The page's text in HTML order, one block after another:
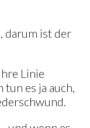
darum ist der
Linie
es ja auch,